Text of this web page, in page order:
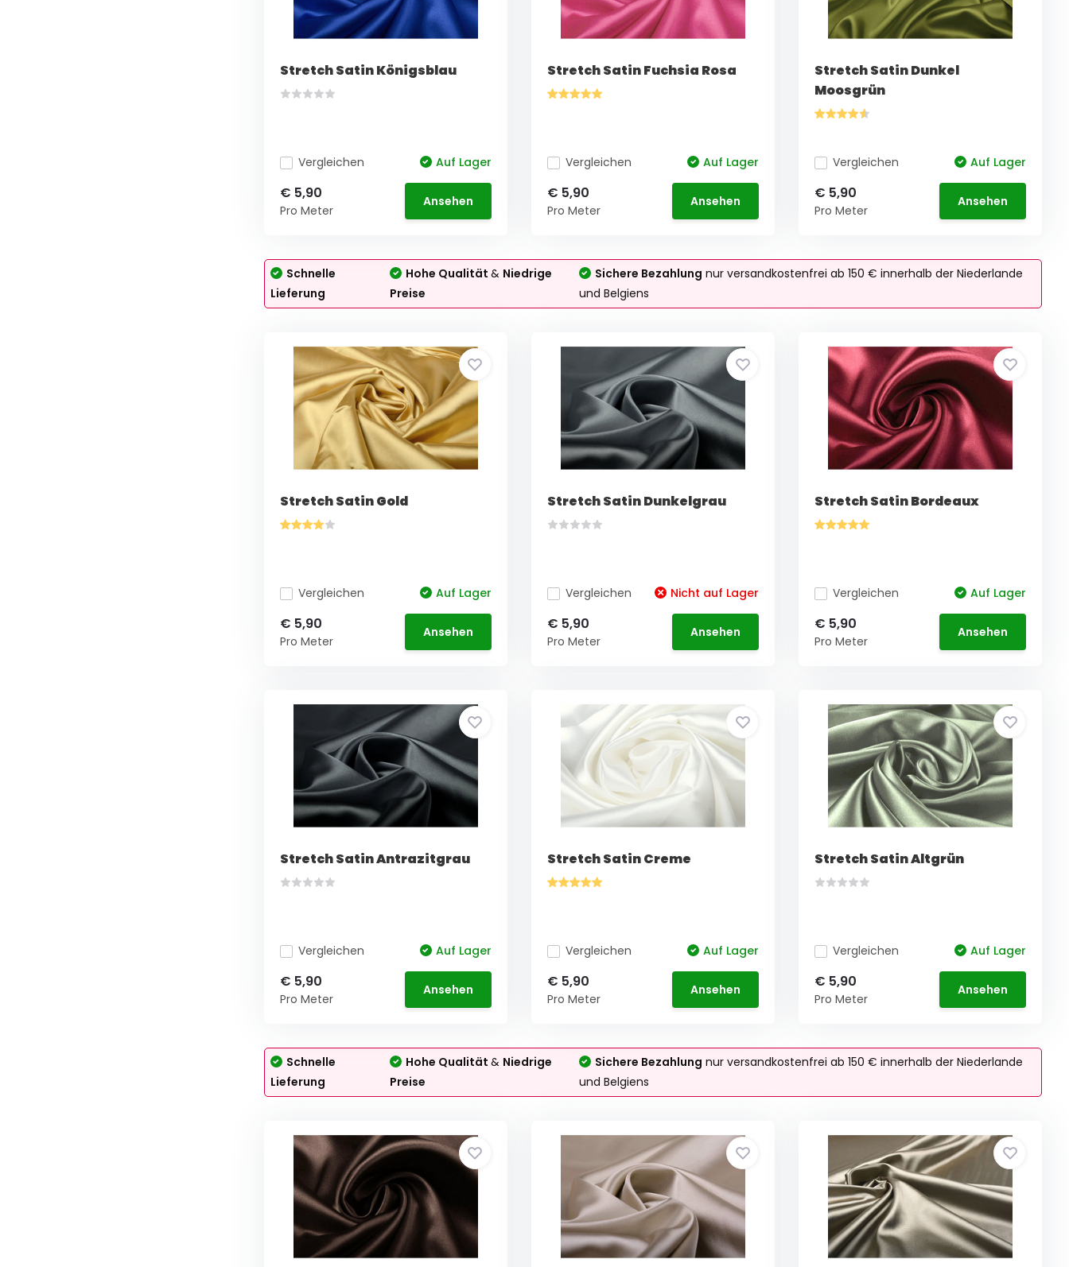
Stretch Satin Königsblau
Vergleichen Auf Lager
€ 5,90
Pro Meter
Ansehen
Stretch Satin Fuchsia Rosa
Vergleichen Auf Lager
€ 5,90
Pro Meter
Ansehen
Stretch Satin Dunkel
Moosgrün
Vergleichen Auf Lager
€ 5,90
Pro Meter
Ansehen
Schnelle
Lieferung
Hohe Qualität& Niedrige
Preise
Sichere Bezahlung nur versandkostenfrei ab 150 € innerhalb der Niederlande
und Belgiens
Stretch Satin Gold
Vergleichen Auf Lager
€ 5,90
Pro Meter
Ansehen
Stretch Satin Dunkelgrau
Vergleichen Nicht auf Lager
€ 5,90
Pro Meter
Ansehen
Stretch Satin Bordeaux
Vergleichen Auf Lager
€ 5,90
Pro Meter
Ansehen
Stretch Satin Antrazitgrau
Vergleichen Auf Lager
€ 5,90
Pro Meter
Ansehen
Stretch Satin Creme
Vergleichen Auf Lager
€ 5,90
Pro Meter
Ansehen
Stretch Satin Altgrün
Vergleichen Auf Lager
€ 5,90
Pro Meter
Ansehen
Schnelle
Lieferung
Hohe Qualität& Niedrige
Preise
Sichere Bezahlung nur versandkostenfrei ab 150 € innerhalb der Niederlande
und Belgiens